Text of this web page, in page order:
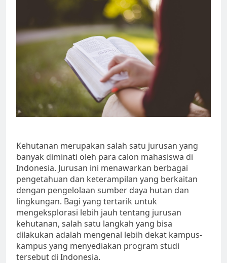
Kehutanan merupakan salah satu jurusan yang
banyak diminati oleh para calon mahasiswa di
Indonesia. Jurusan ini menawarkan berbagai
pengetahuan dan keterampilan yang berkaitan
dengan pengelolaan sumber daya hutan dan
lingkungan. Bagi yang tertarik untuk
mengeksplorasi lebih jauh tentang jurusan
kehutanan, salah satu langkah yang bisa
dilakukan adalah mengenal lebih dekat kampus-
kampus yang menyediakan program studi
tersebut di Indonesia.